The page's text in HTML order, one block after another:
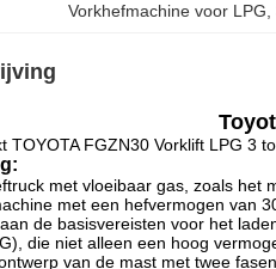
Vorkhefmachine voor LPG
TOYOTA FGZN30 Vorklift LPG 3
met vloeibaar gas, zoals het
met een hefvermogen van
de basisvereisten voor het
die niet alleen een hoog
van de mast met twee